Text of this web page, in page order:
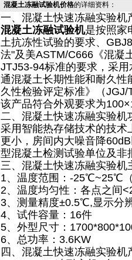
混凝土冻融试验机价格的详细资料：
一、混凝土快速冻融实验机
混凝土冻融试验机是按照家
土抗冻性试验的要求、
法"及美ASTM/C666《混凝
JTJ53-94标准的要求，采
通混凝土长期性能和耐久
久性检验评定标准》（JGJ/
该产品符合外观要求为
二、混凝土快速冻融实验机
采用智能热存储技术的技
更小，房间内大噪音降
型混凝土检测试验单位及非
三、混凝土快速冻融实验机
1、温度范围：-25℃~25℃（
2、温度均匀性：各点之间
3、测量精度±0.5℃,显示分
4、试件容量：16件
5、外型尺寸：
6、总功率：3.6KW
四、混凝土快速冻融实验机